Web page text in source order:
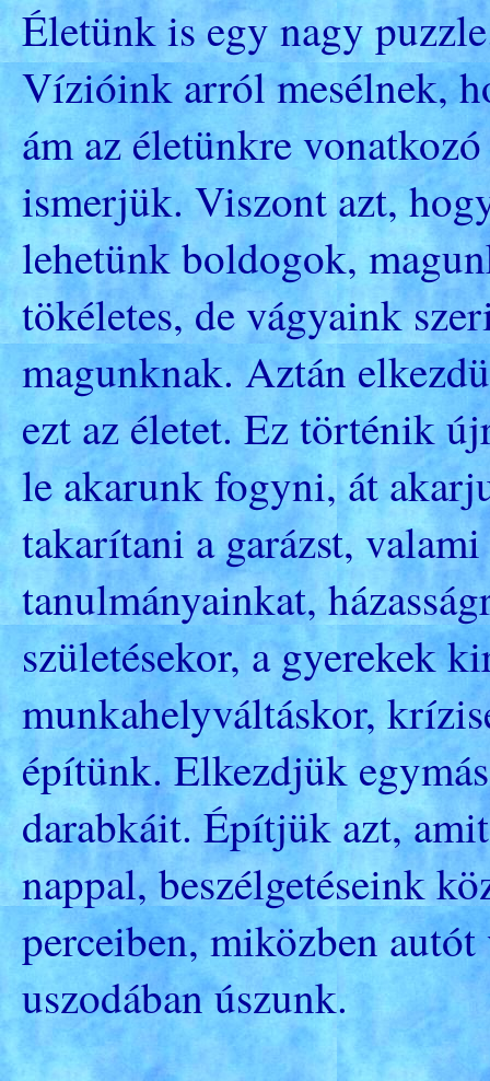
Életünk is egy nagy
Vízióink arról mesélnek,
ám az életünkre
ismerjük. Viszont azt,
lehetünk boldogok,
tökéletes, de vágyaink
magunknak. Aztán
ezt az életet. Ez történik
le akarunk fogyni, át
takarítani a garázst,
tanulmányainkat,
születésekor, a gyerekek
munkahelyváltáskor,
építünk. Elkezdjük
darabkáit. Építjük azt,
nappal, beszélgetéseink
perceiben, miközben
uszodában úszunk.